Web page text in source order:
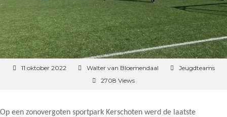
11 oktober 2022 Walter van Bloemendaal
Jeugdteams
2708 Views
Op een zonovergoten sportpark Kerschoten werd de laatste